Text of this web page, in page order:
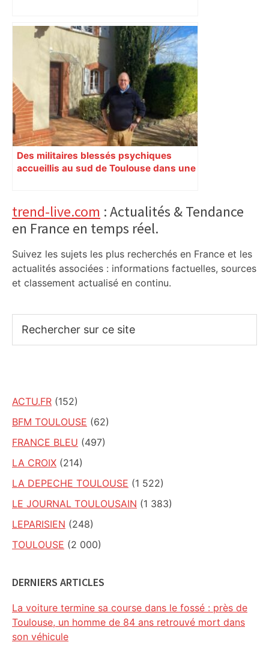
Des militaires blessés psychiques
accueillis au sud de Toulouse dans une
Primary
Sidebar
trend-live.com : Actualités & Tendance
en France en temps réel.
Suivez les sujets les plus recherchés en France et les
actualités associées : informations factuelles, sources
et classement actualisé en continu.
sur
ACTU.FR (152)
BFM TOULOUSE (62)
FRANCE BLEU (497)
LA CROIX (214)
LA DEPECHE TOULOUSE (1 522)
LE JOURNAL TOULOUSAIN (1 383)
LEPARISIEN (248)
TOULOUSE (2 000)
DERNIERS ARTICLES
La voiture termine sa course dans le fossé : près de
Toulouse, un homme de 84 ans retrouvé mort dans
son véhicule